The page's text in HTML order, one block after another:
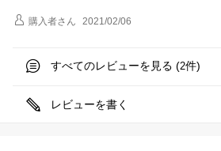
購入者さん 2021/02/06
すべてのレビューを見る (2件)
レビューを書く